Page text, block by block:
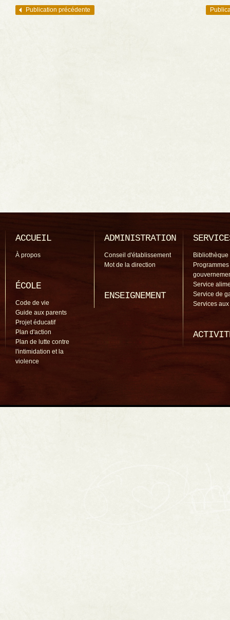
Navigation des articles
Publication précédente
ACCUEIL
À propos
ÉCOLE
Code de vie
Guide aux parents
Projet éducatif
Plan d'action
Plan de lutte contre
l'intimidation et la
violence
ADMINISTRATION
Conseil d'établissement
Mot de la direction
ENSEIGNEMENT
Bibliothèque
Programmes
Service
Service de
Services